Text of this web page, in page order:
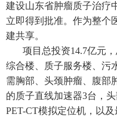
建设山东省肿瘤质子治疗
立即得到批准。作为整个
建共享。
项目总投资14.7亿元
综合楼、质子服务楼、污
需胸部、头颈肿瘤、腹部
的质子直线加速器3台，
PET-CT模拟定位机，以